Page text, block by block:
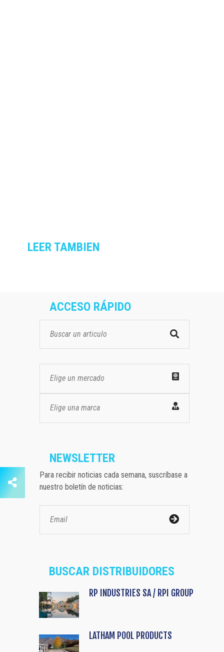
LEER TAMBIEN
ACCESO RÁPIDO
Elige un mercado
Elige una marca
NEWSLETTER
Para recibir noticias cada semana, suscríbase a
nuestro boletín de noticias:
BUSCAR DISTRIBUIDORES
RP INDUSTRIES SA / RPI GROUP
LATHAM POOL PRODUCTS